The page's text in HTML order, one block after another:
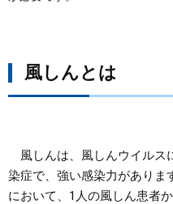
風しんとは
風しんは、風しんウイルス
染症で、強い感染力がありま
において、1人の風しん患者